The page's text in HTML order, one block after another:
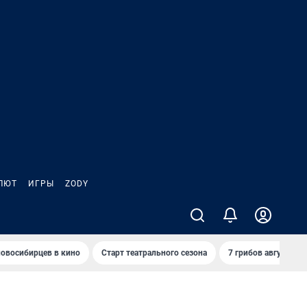
ИГРЫ ZODY
в кино Старт театрального сезона 7 грибов августа